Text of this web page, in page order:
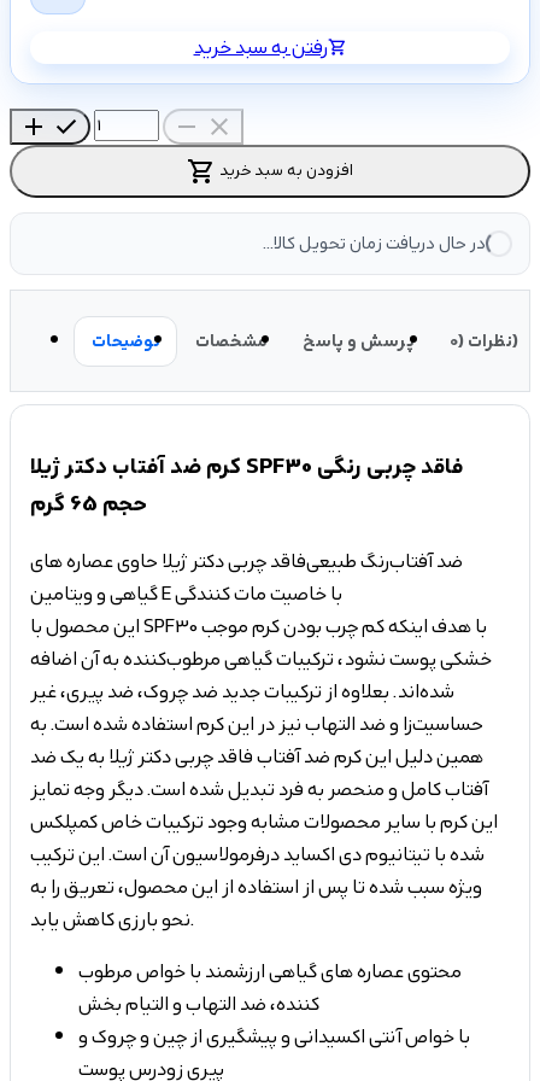
رفتن به سبد خریدshopping_cart
add check remove close
shopping_cart افزودن به سبد خرید
در حال دریافت زمان تحویل کالا...
توضیحات مشخصات پرسش و پاسخ نظرات (0)
کرم ضد آفتاب دکتر ژیلا SPF30 فاقد چربی رنگی
حجم 65 گرم
ضد آفتاب رنگ طبیعی فاقد چربی دکتر ژیلا حاوی عصاره های
گیاهی و ویتامین E با خاصیت مات کنندگی
این محصول با SPF30 با هدف اینکه کم چرب بودن کرم موجب
خشکی پوست نشود، ترکیبات گیاهی مرطوب‌کننده به آن اضافه
شده‌اند. بعلاوه از ترکیبات جدید ضد چروک، ضد پیری، غیر
حساسیت‌زا و ضد التهاب نیز در این کرم استفاده شده است. به
همین دلیل این کرم ضد آفتاب فاقد چربی دکتر ژیلا به یک ضد
آفتاب کامل و منحصر به فرد تبدیل شده است. دیگر وجه تمایز
این کرم با سایر محصولات مشابه وجود ترکیبات خاص کمپلکس
شده با تیتانیوم دی اکساید درفرمولاسیون آن است. این ترکیب
ویژه سبب شده تا پس از استفاده از این محصول، تعریق را به
نحو بارزی کاهش یابد.
محتوی عصاره های گیاهی ارزشمند با خواص مرطوب
کننده، ضد التهاب و التیام بخش
با خواص آنتی اکسیدانی و پیشگیری از چین و چروک و
پیری زودرس پوست